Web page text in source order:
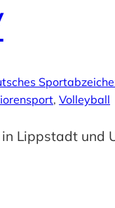
, Volleyball
Lippstadt